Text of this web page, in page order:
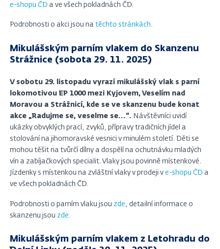
e-shopu ČD a ve všech pokladnách ČD.
Podrobnosti o akci jsou na těchto stránkách.
Mikulášským parním vlakem do Skanzenu
Strážnice (sobota 29. 11. 2025)
V sobotu 29. listopadu vyrazí mikulášský vlak s parní
lokomotivou EP 1000 mezi Kyjovem, Veselím nad
Moravou a Strážnicí, kde se ve skanzenu bude konat
akce „Radujme se, veselme se...“. Návštěvníci uvidí
ukázky obvyklých prací, zvyků, přípravy tradičních jídel a
stolování na jihomoravské vesnici v minulém století. Děti se
mohou těšit na tvůrčí dílny a dospělí na ochutnávku mladých
vín a zabíjačkových specialit. Vlaky jsou povinně místenkové.
Jízdenky s místenkou na zvláštní vlaky v prodeji v e-shopu ČD a
ve všech pokladnách ČD.
Podrobnosti o parním vlaku jsou zde , detailní informace o
skanzenu jsou zde
Mikulášským parním vlakem z Letohradu do